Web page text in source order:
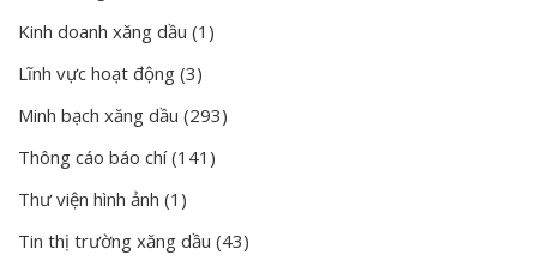
Kinh doanh xăng dầu (1)
Lĩnh vực hoạt động (3)
Minh bạch xăng dầu (293)
Thông cáo báo chí(141)
Thư viện hình ảnh (1)
Tin thị trường xăng dầu (43)